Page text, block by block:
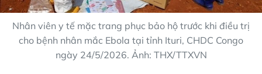
Nhân viên y tế mặc trang phục bảo hộ trước khi điều trị
cho bệnh nhân mắc Ebola tại tỉnh Ituri, CHDC Congo
ngày 24/5/2026. Ảnh: THX/TTXVN